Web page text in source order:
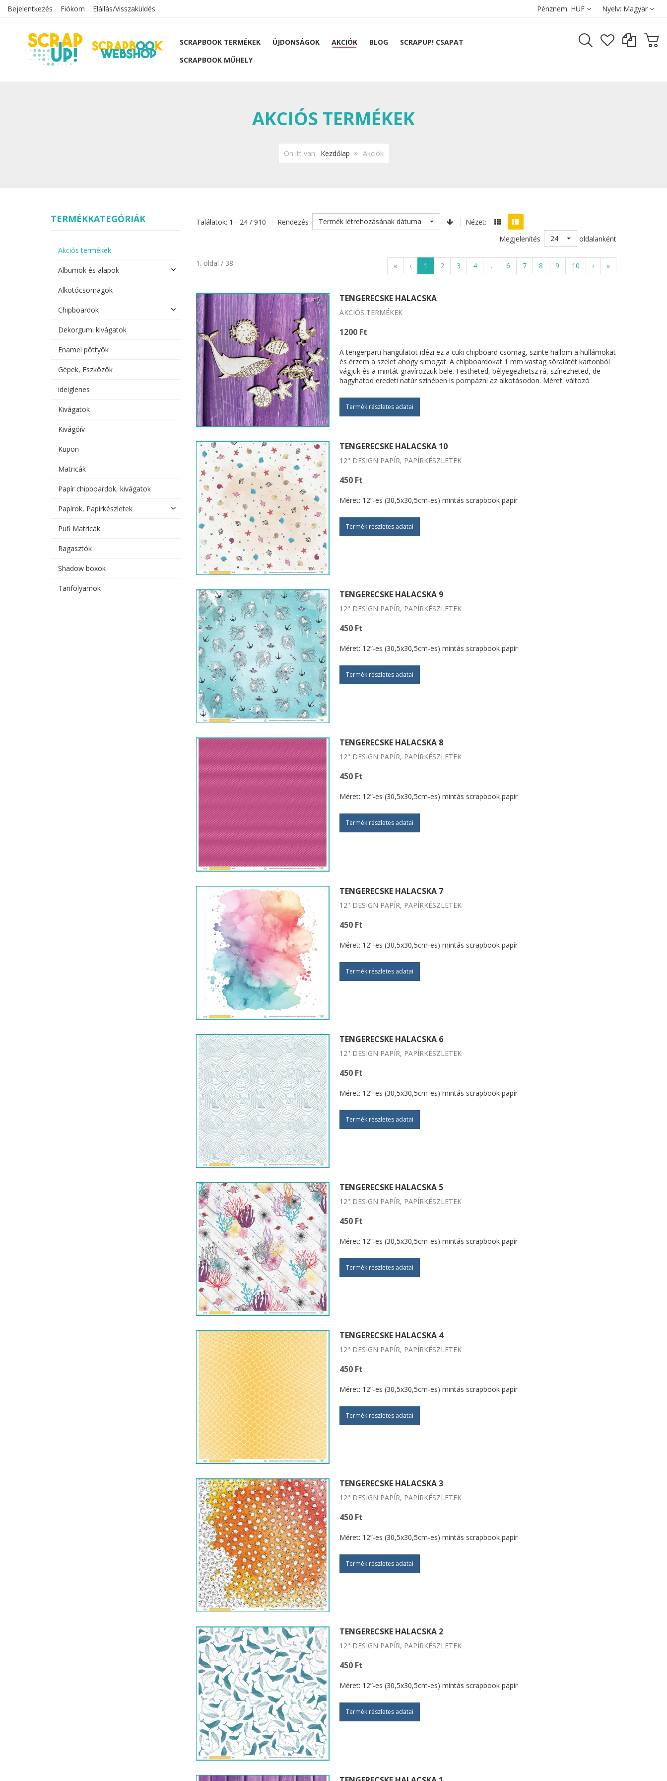
Bejelentkezés Fiókom Elállás/Visszaküldés Nyelv: Magyar
Pénznem: HUF
SCRAPBOOK TERMÉKEK ÚJDONSÁGOK AKCIÓK BLOG
SCRAPUP! CSAPAT
SCRAPBOOK MŰHELY
AKCIÓS TERMÉKEK
Ön itt van: Kezdőlap Akciók
TERMÉKKATEGÓRIÁK
Akciós termékek
Albumok és alapok
Alkotócsomagok
Chipboardok
Dekorgumi kivágatok
Enamel pöttyök
Gépek, Eszközök
ideiglenes
Kivágatok
Kivágóív
Kupon
Matricák
Papír chipboardok, kivágatok
Papírok, Papírkészletek
Pufi Matricák
Ragasztók
Shadow boxok
Tanfolyamok
Találatok: 1 - 24 / 910 Rendezés Termék létrehozásának dátuma
Nézet:
Megjelenítés
24 oldalanként
1. oldal / 38 « ‹ 1 2 3 4 ... 6 7 8 9 10 › »
TENGERECSKE HALACSKA
AKCIÓS TERMÉKEK
1200 Ft
A tengerparti hangulatot idézi ez a cuki chipboard csomag, szinte hallom a hullámokat
és érzem a szelet ahogy simogat. A chipboardokat 1 mm vastag söralátét kartonból
vágjuk és a mintát gravírozzuk bele. Festheted, bélyegezhetsz rá, színezheted, de
hagyhatod eredeti natúr színében is pompázni az alkotásodon. Méret: változó
Termék részletes adatai
TENGERECSKE HALACSKA 10
12'' DESIGN PAPÍR, PAPÍRKÉSZLETEK
450 Ft
Méret: 12”-es (30,5x30,5cm-es) mintás scrapbook papír
Termék részletes adatai
TENGERECSKE HALACSKA 9
12'' DESIGN PAPÍR, PAPÍRKÉSZLETEK
450 Ft
Méret: 12”-es (30,5x30,5cm-es) mintás scrapbook papír
Termék részletes adatai
TENGERECSKE HALACSKA 8
12'' DESIGN PAPÍR, PAPÍRKÉSZLETEK
450 Ft
Méret: 12”-es (30,5x30,5cm-es) mintás scrapbook papír
Termék részletes adatai
TENGERECSKE HALACSKA 7
12'' DESIGN PAPÍR, PAPÍRKÉSZLETEK
450 Ft
Méret: 12”-es (30,5x30,5cm-es) mintás scrapbook papír
Termék részletes adatai
TENGERECSKE HALACSKA 6
12'' DESIGN PAPÍR, PAPÍRKÉSZLETEK
450 Ft
Méret: 12”-es (30,5x30,5cm-es) mintás scrapbook papír
Termék részletes adatai
TENGERECSKE HALACSKA 5
12'' DESIGN PAPÍR, PAPÍRKÉSZLETEK
450 Ft
Méret: 12”-es (30,5x30,5cm-es) mintás scrapbook papír
Termék részletes adatai
TENGERECSKE HALACSKA 4
12'' DESIGN PAPÍR, PAPÍRKÉSZLETEK
450 Ft
Méret: 12”-es (30,5x30,5cm-es) mintás scrapbook papír
Termék részletes adatai
TENGERECSKE HALACSKA 3
12'' DESIGN PAPÍR, PAPÍRKÉSZLETEK
450 Ft
Méret: 12”-es (30,5x30,5cm-es) mintás scrapbook papír
Termék részletes adatai
TENGERECSKE HALACSKA 2
12'' DESIGN PAPÍR, PAPÍRKÉSZLETEK
450 Ft
Méret: 12”-es (30,5x30,5cm-es) mintás scrapbook papír
Termék részletes adatai